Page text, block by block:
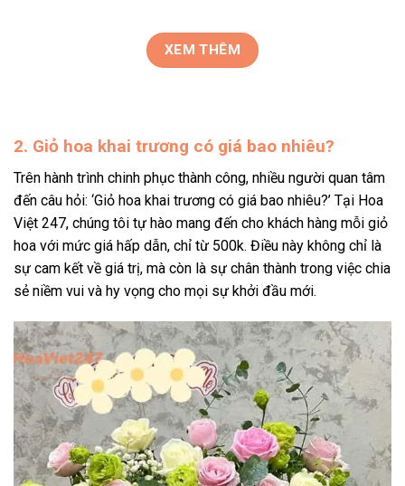
XEM THÊM
2. Giỏ hoa khai trương có giá bao nhiêu?
Trên hành trình chinh phục thành công, nhiều người quan tâm
đến câu hỏi: ‘Giỏ hoa khai trương có giá bao nhiêu?’ Tại Hoa
Việt 247, chúng tôi tự hào mang đến cho khách hàng mỗi giỏ
hoa với mức giá hấp dẫn, chỉ từ 500k. Điều này không chỉ là
sự cam kết về giá trị, mà còn là sự chân thành trong việc chia
sẻ niềm vui và hy vọng cho mọi sự khởi đầu mới.